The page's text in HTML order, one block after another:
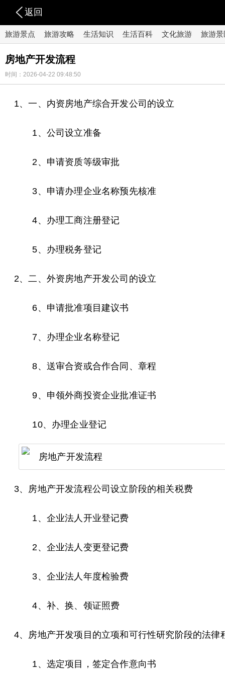
返回
旅游景点 旅游攻略 生活知识 生活百科 文化旅游 旅游景
房地产开发流程
时间：2026-04-22 09:48:50
1、一、内资房地产综合开发公司的设立
1、公司设立准备
2、申请资质等级审批
3、申请办理企业名称预先核准
4、办理工商注册登记
5、办理税务登记
2、二、外资房地产开发公司的设立
6、申请批准项目建议书
7、办理企业名称登记
8、送审合资或合作合同、章程
9、申领外商投资企业批准证书
10、办理企业登记
3、房地产开发流程公司设立阶段的相关税费
1、企业法人开业登记费
2、企业法人变更登记费
3、企业法人年度检验费
4、补、换、领证照费
4、房地产开发项目的立项和可行性研究阶段的法律
1、选定项目，签定合作意向书